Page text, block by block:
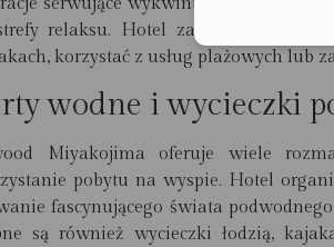
relaksu. Hotel zapewnia
korzystać z usług plażowych lub
wodne i wycieczki
Miyakojima oferuje wiele
pobytu na wyspie. Hotel
fascynującego świata
są również wycieczki łodzią,